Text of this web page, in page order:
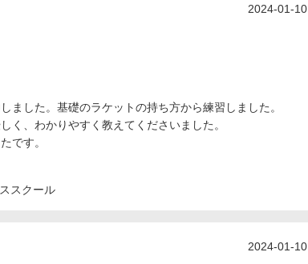
2024-01-10
ました。基礎のラケットの持ち方から練習しました。
く、わかりやすく教えてくださいました。
です。
スクール
2024-01-10